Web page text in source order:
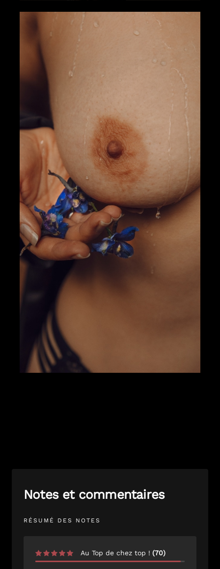
Notes et commentaires
RÉSUMÉ DES NOTES
Au Top de chez top ! (70)